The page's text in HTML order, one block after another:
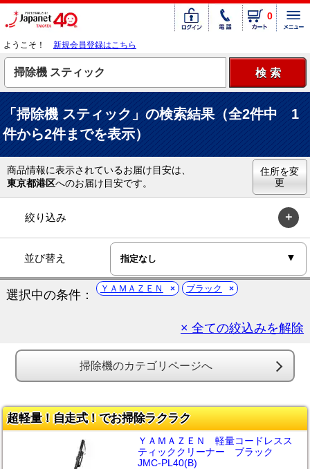
0
ようこそ！ 新規会員登録はこちら
「掃除機 スティック」の検索結果（全2件中 1
件から2件までを表示）
商品情報に表示されているお届け目安は、
東京都港区へのお届け目安です。
住所を変
更
絞り込み
並び替え
選択中の条件： ＹＡＭＡＺＥＮ ブラック
× 全ての絞込みを解除
掃除機のカテゴリページへ
超軽量！自走式！でお掃除ラクラク
ＹＡＭＡＺＥＮ 軽量コードレスス
ティッククリーナー ブラック
JMC-PL40(B)